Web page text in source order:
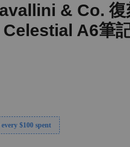
& Co. 復
Celestial A6筆
$100 spent